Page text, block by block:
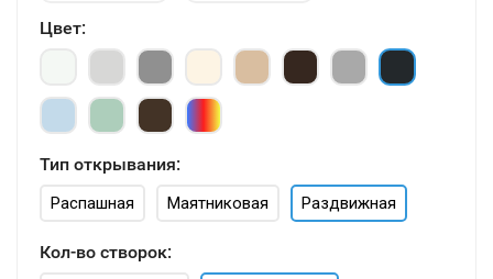
Цвет:
Тип открывания:
Распашная Маятниковая Раздвижная
Кол-во створок: